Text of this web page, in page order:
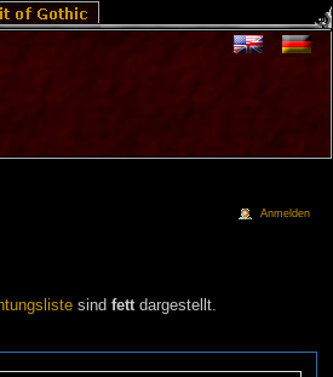
sind fettdargestellt.
Anmelden